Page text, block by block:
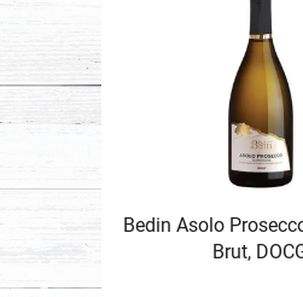
Bedin Asolo
Brut,